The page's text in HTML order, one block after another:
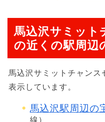
馬込沢サミット
の近くの駅周辺
馬込沢サミットチャンス
表示しています。
馬込沢駅周辺の
線）